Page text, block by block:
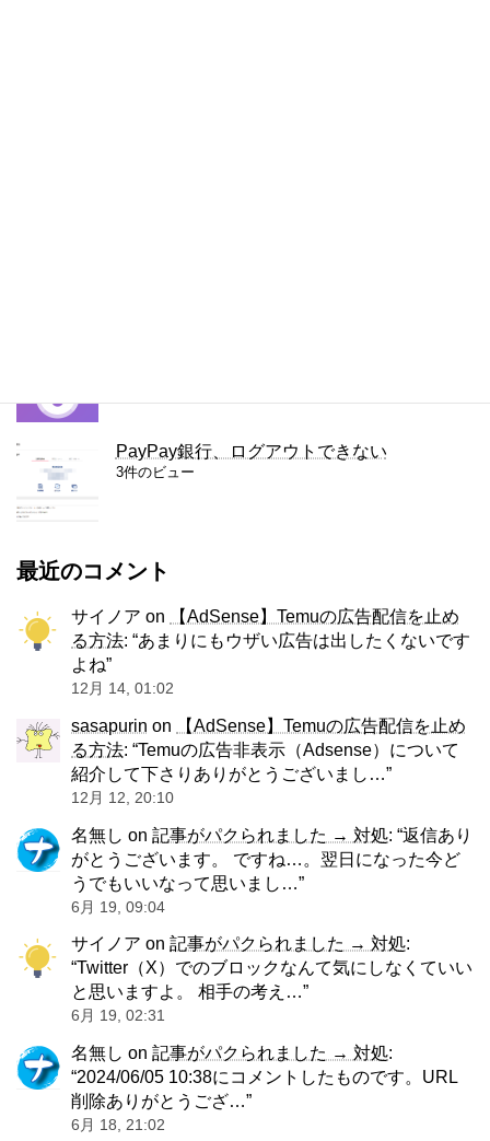
PayPay銀行、ログアウトできない
3件のビュー
最近のコメント
サイノア on
【AdSense】Temuの広告配信を止め
る方法: “あまりにもウザい広告は出したくないです
よね”
12月 14, 01:02
sasapurin on
【AdSense】Temuの広告配信を止め
る方法: “Temuの広告非表示（Adsense）について
紹介して下さりありがとうございまし… ”
12月 12, 20:10
名無し on 記事がパクられました → 対処: “返信あり
がとうございます。 ですね…。翌日になった今ど
うでもいいなって思いまし… ”
6月 19, 09:04
サイノア on 記事がパクられました → 対処:
“Twitter（X）でのブロックなんて気にしなくていい
と思いますよ。 相手の考え…”
6月 19, 02:31
名無し on 記事がパクられました → 対処:
“2024/06/05 10:38にコメントしたものです。URL
削除ありがとうござ…”
6月 18, 21:02